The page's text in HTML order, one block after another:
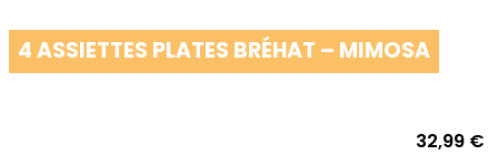
4 ASSIETTES PLATES BRÉHAT – MIMOSA
32,99 €